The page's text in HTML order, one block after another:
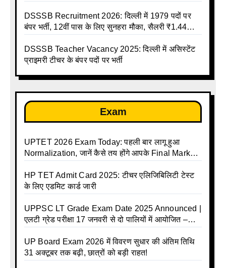
DSSSB Recruitment 2026: दिल्ली में 1979 पदों पर
बंपर भर्ती, 12वीं पास के लिए सुनहरा मौका, सैलरी ₹1.44
DSSSB Teacher Vacancy 2025: दिल्ली में असिस्टेंट
प्राइमरी टीचर के बंपर पदों पर भर्ती
Exam
UPTET 2026 Exam Today: पहली बार लागू हुआ
Normalization, जानें कैसे तय होंगे आपके Final Marks
HP TET Admit Card 2025: टीचर एलिजिबिलिटी टेस्ट
के लिए एडमिट कार्ड जारी
UPPSC LT Grade Exam Date 2025 Announced |
एलटी ग्रेड परीक्षा 17 जनवरी से दो पालियों में आयोजित –
UP Board Exam 2026 में विवरण सुधार की अंतिम तिथि
31 अक्टूबर तक बढ़ी, छात्रों को बड़ी राहत!